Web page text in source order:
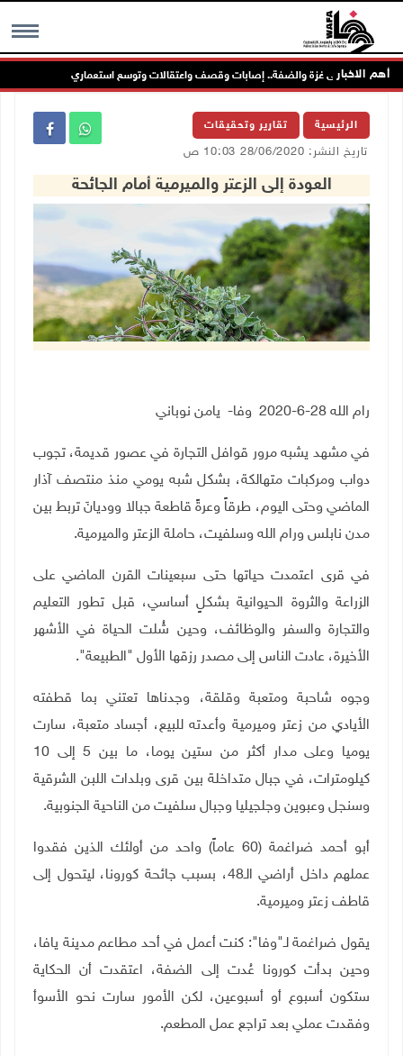
MENU أهم الاخبار
عدوانه على غزة والضفة.. إصابات وقصف واعتقالات وتوسع استعماري
الرئيسية تقارير وتحقيقات
تاريخ النشر: 28/06/2020 10:03 ص
العودة إلى الزعتر والميرمية أمام الجائحة
رام الله 28-6-2020 وفا- يامن نوباني
في مشهد يشبه مرور قوافل التجارة في عصور قديمة، تجوب
دواب ومركبات متهالكة، بشكل شبه يومي منذ منتصف آذار
الماضي وحتى اليوم، طرقاً وعرةً قاطعة جبالا ووديانَ تربط بين
مدن نابلس ورام الله وسلفيت، حاملة الزعتر والميرمية.
في قرى اعتمدت حياتها حتى سبعينات القرن الماضي على
الزراعة والثروة الحيوانية بشكلٍ أساسي، قبل تطور التعليم
والتجارة والسفر والوظائف، وحين شُلت الحياة في الأشهر
الأخيرة، عادت الناس إلى مصدر رزقها الأول "الطبيعة".
وجوه شاحبة ومتعبة وقلقة، وجدناها تعتني بما قطفته
الأيادي من زعتر وميرمية وأعدته للبيع، أجساد متعبة، سارت
يوميا وعلى مدار أكثر من ستين يوما، ما بين 5 إلى 10
كيلومترات، في جبال متداخلة بين قرى وبلدات اللبن الشرقية
وسنجل وعبوين وجلجيليا وجبال سلفيت من الناحية الجنوبية.
أبو أحمد ضراغمة (60 عاماً) واحد من أولئك الذين فقدوا
عملهم داخل أراضي الـ48، بسبب جائحة كورونا، ليتحول إلى
قاطف زعتر وميرمية.
يقول ضراغمة لـ"وفا": كنت أعمل في أحد مطاعم مدينة يافا،
وحين بدأت كورونا عُدت إلى الضفة، اعتقدت أن الحكاية
ستكون أسبوع أو أسبوعين، لكن الأمور سارت نحو الأسوأ
وفقدت عملي بعد تراجع عمل المطعم.